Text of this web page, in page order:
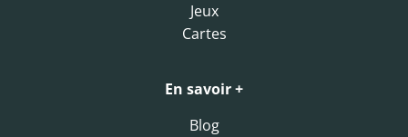
Jeux
Cartes
En savoir +
Blog